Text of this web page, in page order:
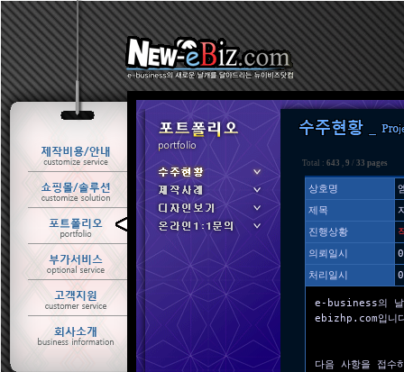
Total : 643 , 9 / 33 pages
상호명
제목
진행상황
의뢰일시
처리일시
e-business의 날
ebizhp.com입니
다음 사항을 접수
ㆍ 수주현황
ㆍ 제작사례